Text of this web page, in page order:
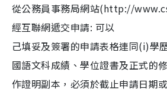
從公務員事務局網站(http://
經互聯網遞交申請: 可以
己填妥及簽署的申請表格連同(i)學
國語文科成績、學位證書及正式的
作證明副本，必須於截止申請日期